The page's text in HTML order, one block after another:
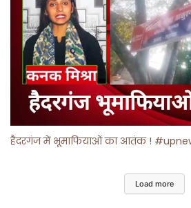
हैदरगंज में भूमाफियाओं का आतंक !
Load more